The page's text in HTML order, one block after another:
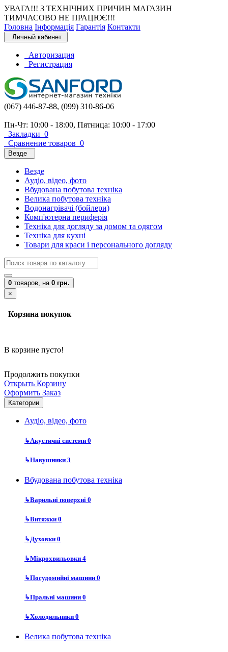
УВАГА!!! З ТЕХНІЧНИХ ПРИЧИН МАГАЗИН
ТИМЧАСОВО НЕ ПРАЦЮЄ!!!
Головна Інформація Гарантія Контакти
Личный кабинет
Авторизация
Регистрация
(067) 446-87-88, (099) 310-86-06
Пн-Чт: 10:00 - 18:00, Пятница: 10:00 - 17:00
Закладки 0
Сравнение товаров 0
Везде
Везде
Аудіо, відео, фото
Вбудована побутова техніка
Велика побутова техніка
Водонагрівачі (бойлери)
Комп'ютерна периферія
Техніка для догляду за домом та одягом
Техніка для кухні
Товари для краси і персонального догляду
0 товаров, на 0 грн.
×
Корзина покупок
В корзине пусто!
Продолжить покупки
Открыть Корзину
Оформить Заказ
Категории
Аудіо, відео, фото
↳Акустичні системи 0
↳Навушники 3
Вбудована побутова техніка
↳Варильні поверхні 0
↳Витяжки 0
↳Духовки 0
↳Мікрохвильовки 4
↳Посудомийні машини 0
↳Пральні машини 0
↳Холодильники 0
Велика побутова техніка